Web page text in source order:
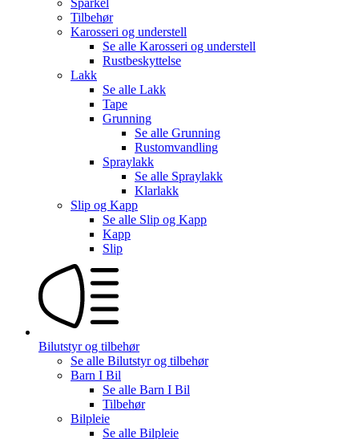
Tilbehør
Karosseri og understell
Se alle Karosseri og understell
Rustbeskyttelse
Lakk
Se alle Lakk
Tape
Grunning
Se alle Grunning
Rustomvandling
Spraylakk
Se alle Spraylakk
Klarlakk
Slip og Kapp
Se alle Slip og Kapp
Kapp
Slip
Bilutstyr og tilbehør
Se alle Bilutstyr og tilbehør
Barn I Bil
Se alle Barn I Bil
Tilbehør
Bilpleie
Se alle Bilpleie